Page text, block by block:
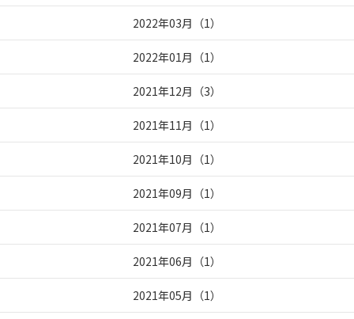
2022年03月 （1）
2022年01月 （1）
2021年12月 （3）
2021年11月 （1）
2021年10月 （1）
2021年09月 （1）
2021年07月 （1）
2021年06月 （1）
2021年05月 （1）